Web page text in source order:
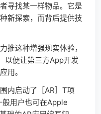
寻找某一样物品。它是
新探索，而背后提供技
这种增强现实体验，
以便让第三方App开发
用。
内启动了［AR］T项
般用户也可在Apple